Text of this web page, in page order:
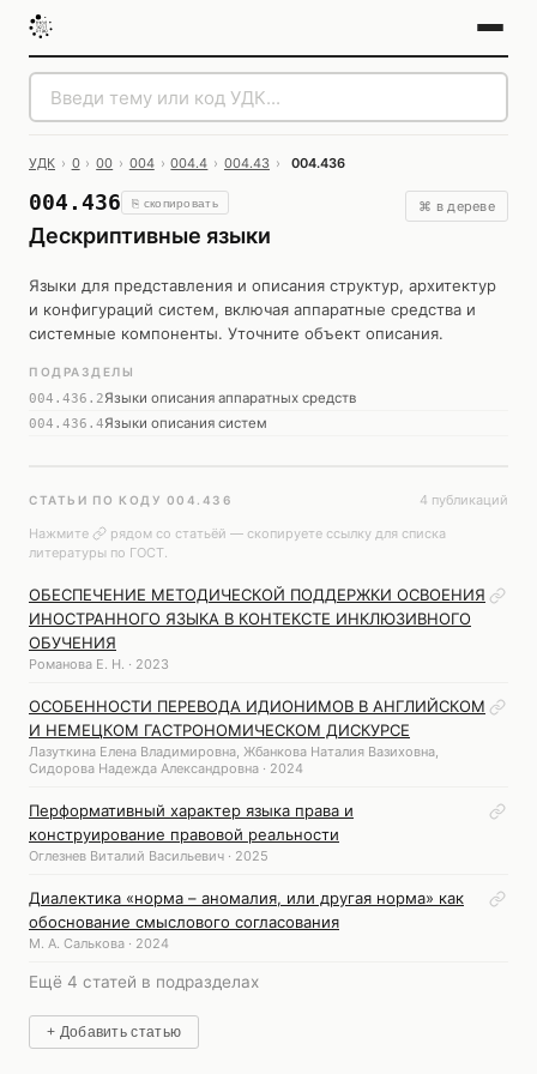
УДК › 0 › 00 › 004 › 004.4 › 004.43 › 004.436
004.436 ⎘ скопировать
Дескриптивные языки
⌘ в дереве
Языки для представления и описания структур, архитектур
и конфигураций систем, включая аппаратные средства и
системные компоненты. Уточните объект описания.
ПОДРАЗДЕЛЫ
004.436.2Языки описания аппаратных средств
004.436.4Языки описания систем
СТАТЬИ ПО КОДУ 004.436
4 публикаций
Нажмите
рядом со статьёй — скопируете ссылку для списка
литературы по ГОСТ.
ОБЕСПЕЧЕНИЕ МЕТОДИЧЕСКОЙ ПОДДЕРЖКИ ОСВОЕНИЯ
ИНОСТРАННОГО ЯЗЫКА В КОНТЕКСТЕ ИНКЛЮЗИВНОГО
ОБУЧЕНИЯ
Романова Е. Н. · 2023
ОСОБЕННОСТИ ПЕРЕВОДА ИДИОНИМОВ В АНГЛИЙСКОМ
И НЕМЕЦКОМ ГАСТРОНОМИЧЕСКОМ ДИСКУРСЕ
Лазуткина Елена Владимировна, Жбанкова Наталия Вазиховна,
Сидорова Надежда Александровна · 2024
Перформативный характер языка права и
конструирование правовой реальности
Оглезнев Виталий Васильевич · 2025
Диалектика «норма – аномалия, или другая норма» как
обоснование смыслового согласования
М. А. Салькова · 2024
Ещё 4 статей в подразделах
+ Добавить статью